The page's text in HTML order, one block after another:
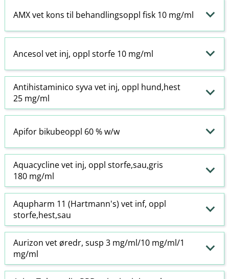
AMX vet kons til behandlingsoppl fisk 10 mg/ml
Ancesol vet inj, oppl storfe 10 mg/ml
Antihistaminico syva vet inj, oppl hund,hest
25 mg/ml
Apifor bikubeoppl 60 % w​/​w
Aquacycline vet inj, oppl storfe,sau,gris
180 mg/ml
Aqupharm 11 (Hartmann's) vet inf, oppl
storfe,hest,sau
Aurizon vet øredr, susp 3 mg/ml/10 mg/ml/1
mg/ml